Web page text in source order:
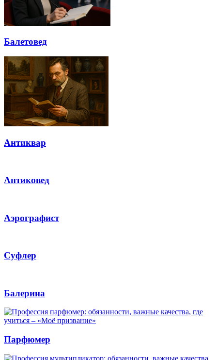
Балетовед
Антиквар
Антиковед
Аэрографист
Суфлер
Балерина
Парфюмер